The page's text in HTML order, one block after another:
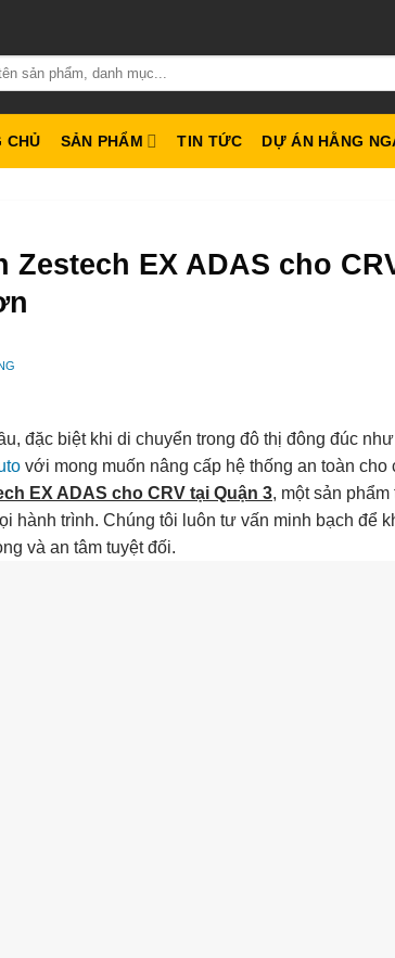
CHỦ SẢN PHẨM TIN TỨC DỰ ÁN HẰNG
EX ADAS cho
đặc biệt khi di chuyển trong đô thị đông đúc
với mong muốn nâng cấp hệ thống an toàn
EX ADAS cho CRV tại Quận 3, một sản
hành trình. Chúng tôi luôn tư vấn minh bạch để
và an tâm tuyệt đối.